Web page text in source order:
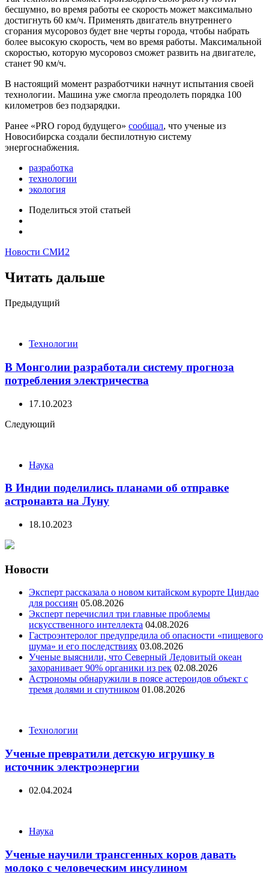
бесшумно, во время работы ее скорость может максимально
достигнуть 60 км/ч. Применять двигатель внутреннего
сгорания мусоровоз будет вне черты города, чтобы набрать
более высокую скорость, чем во время работы. Максимальной
скоростью, которую мусоровоз сможет развить на двигателе,
станет 90 км/ч.
В настоящий момент разработчики начнут испытания своей
технологии. Машина уже смогла преодолеть порядка 100
километров без подзарядки.
Ранее «PRO город будущего» сообщал, что ученые из
Новосибирска создали беспилотную систему
энергоснабжения.
разработка
технологии
экология
Поделиться этой статьей
Новости СМИ2
Читать дальше
Post
Предыдущий
Технологии
В Монголии разработали систему прогноза
потребления электричества
17.10.2023
Следующий
Наука
В Индии поделились планами об отправке
астронавта на Луну
18.10.2023
Новости
Эксперт рассказала о новом китайском курорте Циндао
для россиян 05.08.2026
Эксперт перечислил три главные проблемы
искусственного интеллекта 04.08.2026
Гастроэнтеролог предупредила об опасности «пищевого
шума» и его последствиях 03.08.2026
Ученые выяснили, что Северный Ледовитый океан
захоранивает 90% органики из рек 02.08.2026
Астрономы обнаружили в поясе астероидов объект с
тремя долями и спутником 01.08.2026
CategoriesТехнологии
Ученые превратили детскую игрушку в
источник электроэнергии
02.04.2024
Categories
Наука
Ученые научили трансгенных коров давать
молоко с человеческим инсулином